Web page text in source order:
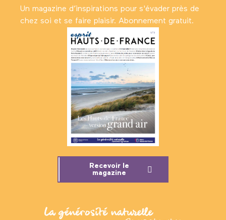
Un magazine d’inspirations pour s'évader près de
chez soi et se faire plaisir. Abonnement gratuit.
Recevoir le
magazine